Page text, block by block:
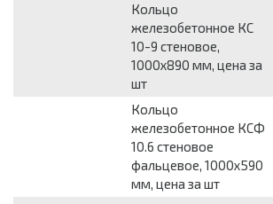
Кольцо
железобетонное КС
10-9 стеновое,
1000х890 мм, цена за
шт
Кольцо
железобетонное КСФ
10.6 стеновое
фальцевое, 1000х590
мм, цена за шт